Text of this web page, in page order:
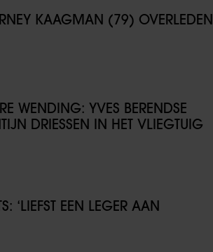
KAAGMAN (79) OVERLEDEN
WENDING: YVES BERENDSE
DRIESSEN IN HET VLIEGTUIG
‘LIEFST EEN LEGER AAN